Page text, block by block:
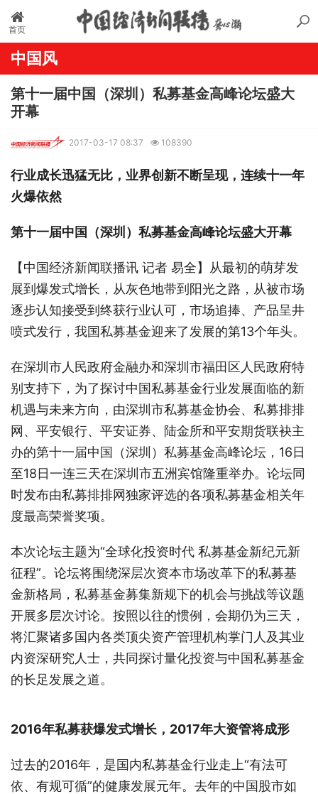
首页
中国风
第十一届中国（深圳）私募基金高峰论坛盛大
开幕
2017-03-17 08:37 108390
行业成长迅猛无比，业界创新不断呈现，连续十一年
火爆依然
第十一届中国（深圳）私募基金高峰论坛盛大开幕
【中国经济新闻联播讯 记者 易全】从最初的萌芽发
展到爆发式增长，从灰色地带到阳光之路，从被市场
逐步认知接受到终获行业认可，市场追捧、产品呈井
喷式发行，我国私募基金迎来了发展的第13个年头。
在深圳市人民政府金融办和深圳市福田区人民政府特
别支持下，为了探讨中国私募基金行业发展面临的新
机遇与未来方向，由深圳市私募基金协会、私募排排
网、平安银行、平安证券、陆金所和平安期货联袂主
办的第十一届中国（深圳）私募基金高峰论坛，16日
至18日一连三天在深圳市五洲宾馆隆重举办。论坛同
时发布由私募排排网独家评选的各项私募基金相关年
度最高荣誉奖项。
本次论坛主题为“全球化投资时代 私募基金新纪元新
征程”。论坛将围绕深层次资本市场改革下的私募基
金新格局，私募基金募集新规下的机会与挑战等议题
开展多层次讨论。按照以往的惯例，会期仍为三天，
将汇聚诸多国内各类顶尖资产管理机构掌门人及其业
内资深研究人士，共同探讨量化投资与中国私募基金
的长足发展之道。
2016年私募获爆发式增长，2017年大资管将成形
过去的2016年，是国内私募基金行业走上“有法可
依、有规可循”的健康发展元年。去年的中国股市如